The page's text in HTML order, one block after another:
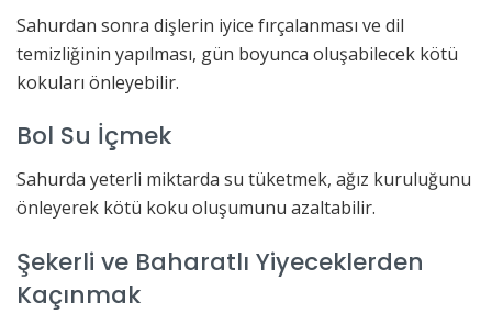
Sahurdan sonra dişlerin iyice fırçalanması ve dil
temizliğinin yapılması, gün boyunca oluşabilecek kötü
kokuları önleyebilir.
Bol Su İçmek
Sahurda yeterli miktarda su tüketmek, ağız kuruluğunu
önleyerek kötü koku oluşumunu azaltabilir.
Şekerli ve Baharatlı Yiyeceklerden
Kaçınmak